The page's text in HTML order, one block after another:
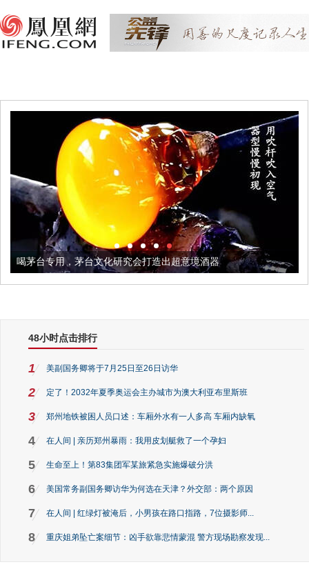
喝茅台专用，茅台文化研究会打造出超意境酒器
48小时点击排行
1 美副国务卿将于7月25日至26日访华
2 定了！2032年夏季奥运会主办城市为澳大利亚布里斯班
3 郑州地铁被困人员口述：车厢外水有一人多高 车厢内缺氧
4 在人间 | 亲历郑州暴雨：我用皮划艇救了一个孕妇
5 生命至上！第83集团军某旅紧急实施爆破分洪
6 美国常务副国务卿访华为何选在天津？外交部：两个原因
7 在人间 | 红绿灯被淹后，小男孩在路口指路，7位摄影师...
8 重庆姐弟坠亡案细节：凶手欲靠悲情蒙混 警方现场勘察发现...